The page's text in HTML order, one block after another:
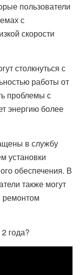
пользователи
с
скорости
столкнуться с
работы от
проблемы с
энергию более
в службу
установки
обеспечения. В
также могут
ремонтом
года?